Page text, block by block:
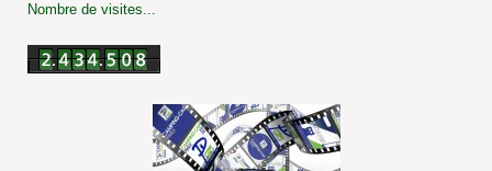
Nombre de visites...